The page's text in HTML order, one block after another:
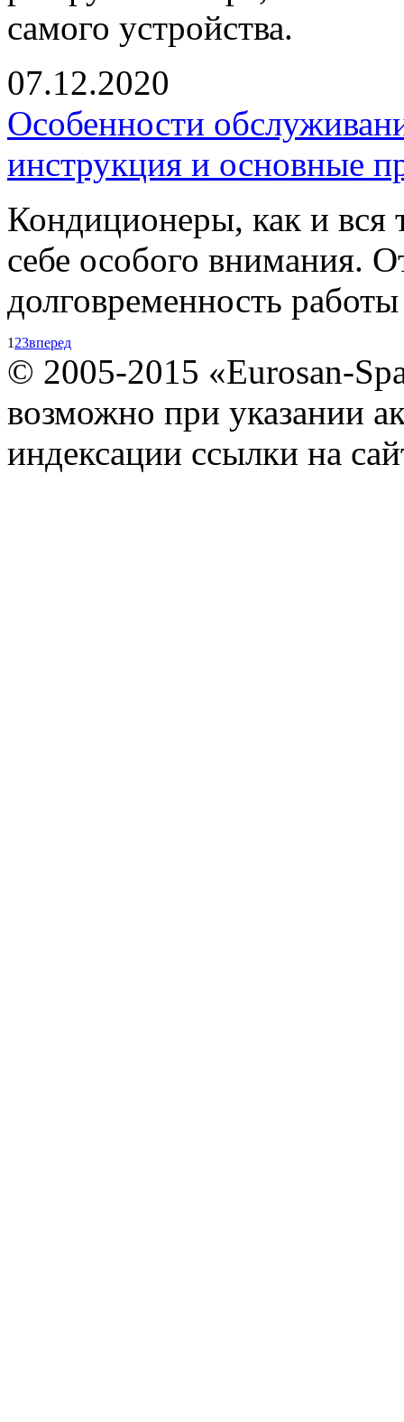
самого устройства.
07.12.2020
Особенности
инструкция и основные
Кондиционеры, как и вся
себе особого внимания.
долговременность
1 23вперед
© 2005-2015 «Eurosan-
возможно при указании
индексации ссылки на